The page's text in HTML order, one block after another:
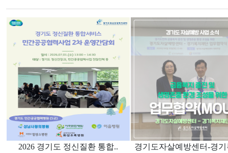
2026 경기도 정신질환 통합..
경기도자살예방센터-경